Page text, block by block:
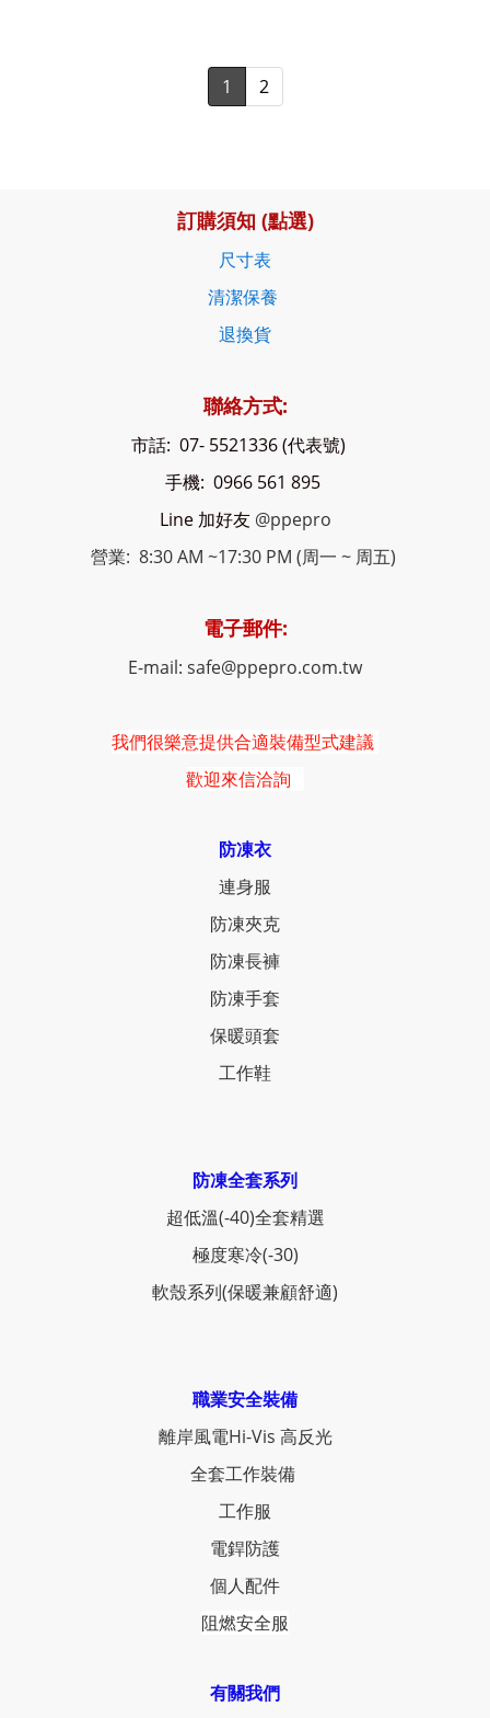
1 2
訂購須知 (點選)
尺寸表
清潔保養
退換貨
聯絡方式:
市話: 07- 5521336 (代表號)
手機: 0966 561 895
Line 加好友 @ppepro
營業: 8:30 AM ~17:30 PM (周一 ~ 周五)
電子郵件:
E-mail: safe@ppepro.com.tw
我們很樂意提供合適裝備型式建議
歡迎來信洽詢
防凍衣
連身服
防凍夾克
防凍長褲
防凍手套
保暖頭套
工作鞋
防凍全套系列
超低溫(-40)全套精選
極度寒冷(-30)
軟殼系列(保暖兼顧舒適)
職業安全裝備
離岸風電Hi-Vis 高反光
全套工作裝備
工作服
電銲防護
個人配件
阻燃安全服
有關我們